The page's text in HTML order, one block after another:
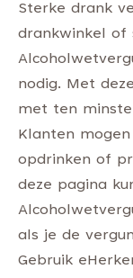
Sterke drank
drankwinkel of
nodig. Met
met ten
Klanten
opdrinken of
deze pagina
als je de
Gebruik